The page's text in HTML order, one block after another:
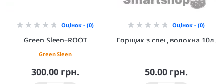
Оцінок - (0)
Green Sleen–ROOT
Green Sleen
300.00 грн.
Оцінок - (0)
Горщик з спец волокна 10л.
50.00 грн.